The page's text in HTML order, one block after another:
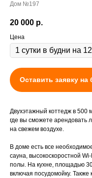
Дом №197
20 000 р.
Цена
Оставить заявку
Двухэтажный коттедж в 500
где вы сможете арендовать
на свежем воздухе.
В доме есть все
сауна, высокоскоростной
полы. На кухне, площадью
включая посудомойку.